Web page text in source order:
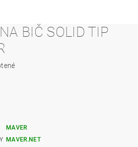
BIČ SOLID TIP
MAVER
MAVER.NET